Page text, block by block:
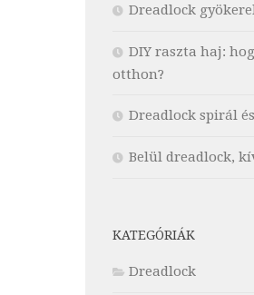
Dreadlock
DIY raszta haj:
otthon?
Dreadlock spirál
Belül dreadlock,
KATEGÓRIÁK
Dreadlock